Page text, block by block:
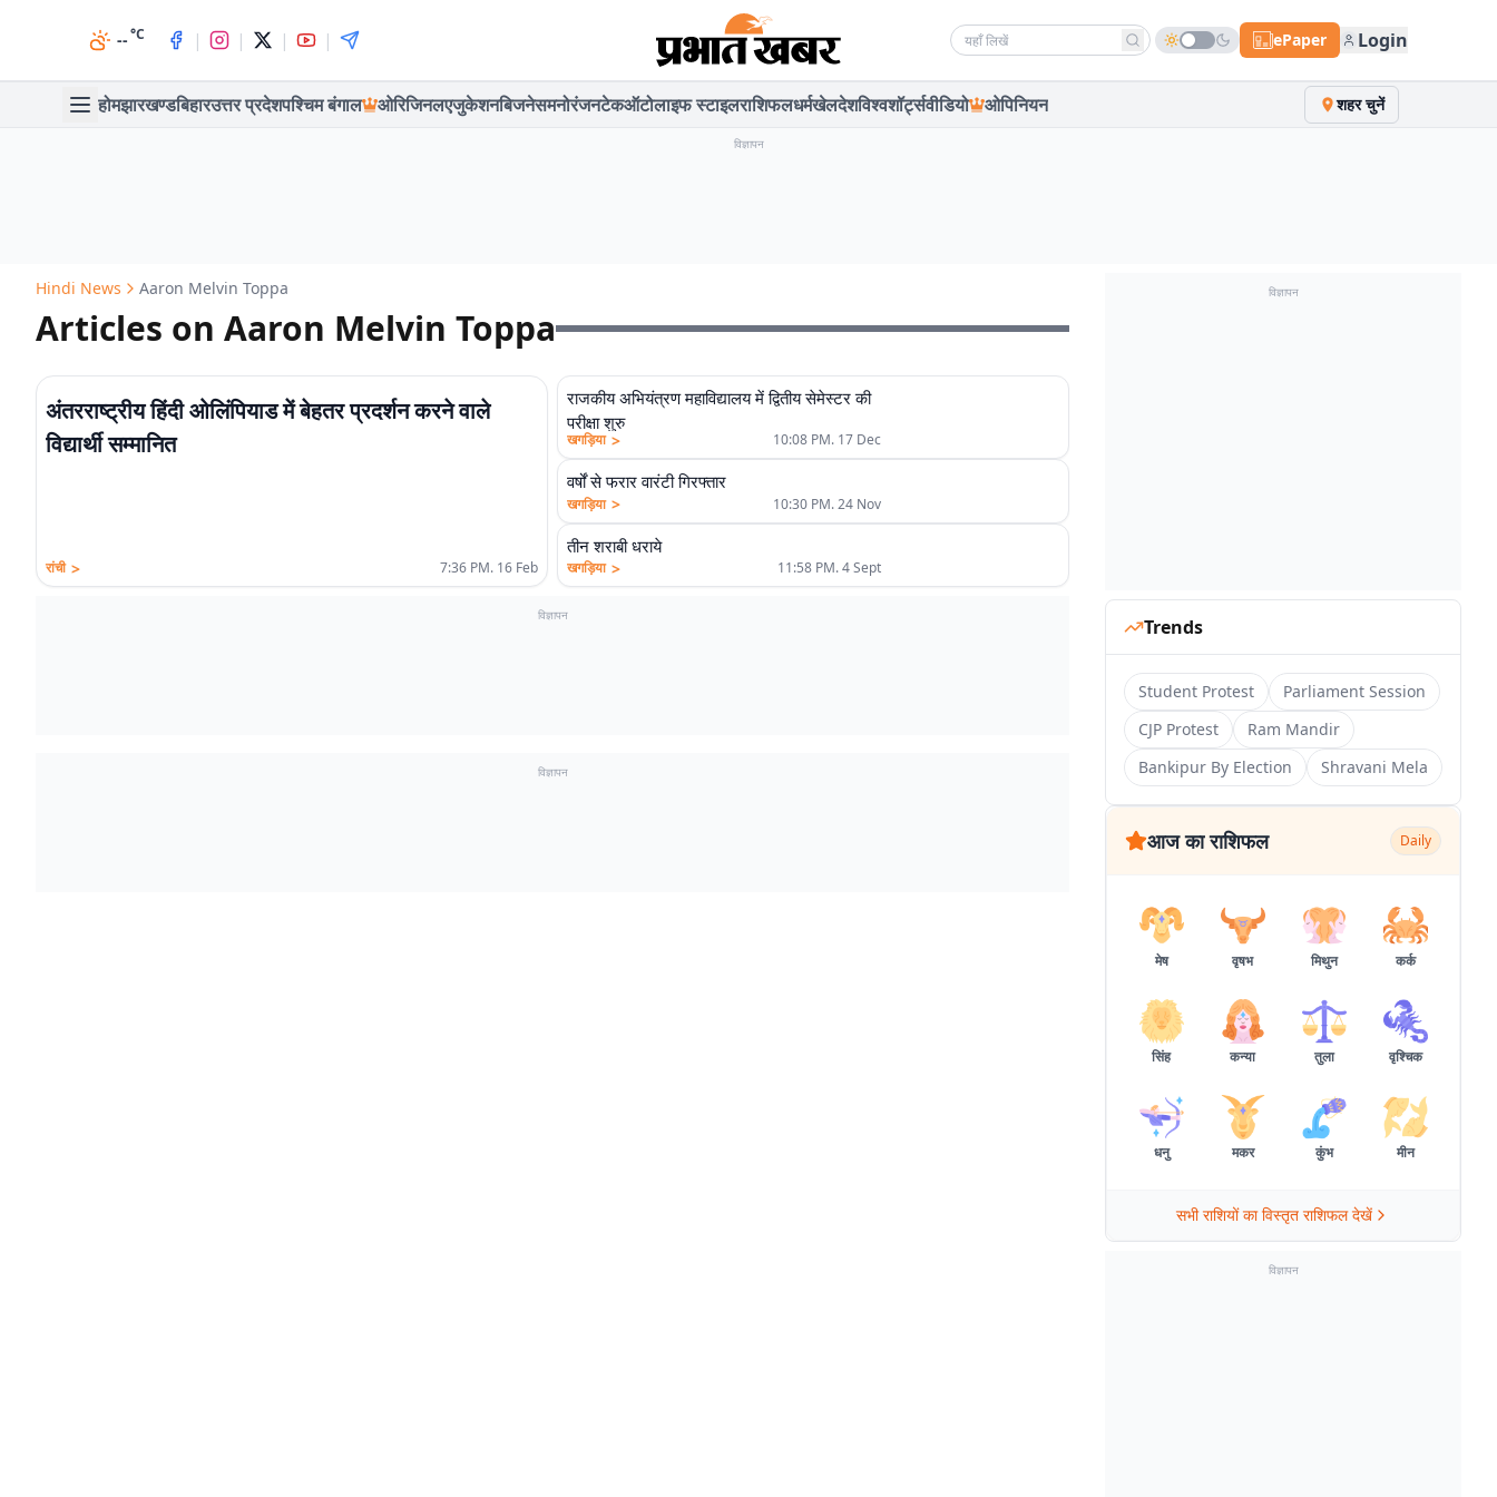
--°C | | | | Search news ePaper Login
होमझारखण्डबिहारउत्तर प्रदेशपश्चिम बंगाल ओरिजिनलएजुकेशनबिजनेसमनोरंजनटेकऑटोलाइफ स्टाइलराशिफलधर्मखेलदेशविश्वशॉर्ट्सवीडियो ओपिनियन शहर चुनें
विज्ञापन
Hindi News Aaron Melvin Toppa
Articles on Aaron Melvin Toppa
अंतरराष्ट्रीय हिंदी ओलिंपियाड में बेहतर प्रदर्शन करने वाले
विद्यार्थी सम्मानित
रांची > 7:36 PM. 16 Feb
राजकीय अभियंत्रण महाविद्यालय में द्वितीय सेमेस्टर की
परीक्षा शुरु
खगड़िया > 10:08 PM. 17 Dec
वर्षों से फरार वारंटी गिरफ्तार
खगड़िया > 10:30 PM. 24 Nov
तीन शराबी धराये
खगड़िया > 11:58 PM. 4 Sept
विज्ञापन
विज्ञापन
विज्ञापन
Trends
Student Protest
Parliament Session
CJP Protest
Ram Mandir
Bankipur By Election
Shravani Mela
आज का राशिफल Daily
मेष वृषभ मिथुन कर्क
सिंह कन्या तुला वृश्चिक
धनु मकर कुंभ मीन
सभी राशियों का विस्तृत राशिफल देखें
विज्ञापन